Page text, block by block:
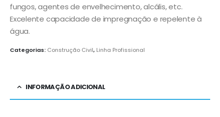
fungos, agentes de envelhecimento, alcális, etc.
Excelente capacidade de impregnação e repelente à
água.
Categorias: Construção Civil, Linha Profissional
INFORMAÇÃO ADICIONAL